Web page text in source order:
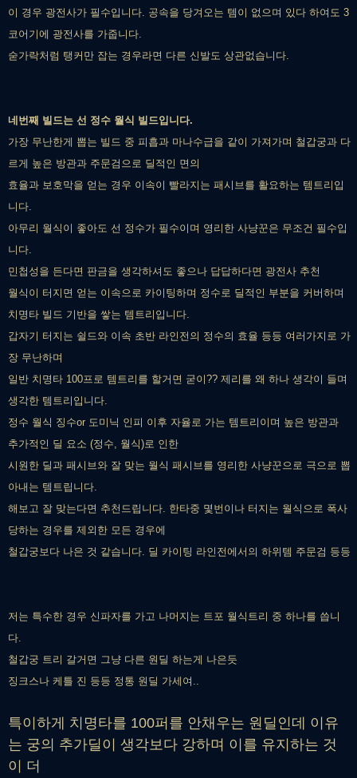
이 경우 광전사가 필수입니다. 공속을 당겨오는 템이 없으며 있다 하여도 3
코어기에 광전사를 가줍니다.
숟가락처럼 탱커만 잡는 경우라면 다른 신발도 상관없습니다.
네번째 빌드는 선 정수 월식 빌드입니다.
가장 무난한게 뽑는 빌드 중 피흡과 마나수급을 같이 가져가며 철갑궁과 다
르게 높은 방관과 주문검으로 딜적인 면의
효율과 보호막을 얻는 경우 이속이 빨라지는 패시브를 활요하는 템트리입
니다.
아무리 월식이 좋아도 선 정수가 필수이며 영리한 사냥꾼은 무조건 필수입
니다.
민첩성을 든다면 판금을 생각하셔도 좋으나 답답하다면 광전사 추천
월식이 터지면 얻는 이속으로 카이팅하며 정수로 딜적인 부분을 커버하며
치명타 빌드 기반을 쌓는 템트리입니다.
갑자기 터지는 쉴드와 이속 초반 라인전의 정수의 효율 등등 여러가지로 가
장 무난하며
일반 치명타 100프로 템트리를 할거면 굳이?? 제리를 왜 하나 생각이 들며
생각한 템트리입니다.
정수 월식 징수or 도미닉 인피 이후 자율로 가는 템트리이며 높은 방관과
추가적인 딜 요소 (정수, 월식)로 인한
시원한 딜과 패시브와 잘 맞는 월식 패시브를 영리한 사냥꾼으로 극으로 뽑
아내는 템트립니다.
해보고 잘 맞는다면 추천드립니다. 한타중 몇번이나 터지는 월식으로 폭사
당하는 경우를 제외한 모든 경우에
철갑궁보다 나은 것 같습니다. 딜 카이팅 라인전에서의 하위템 주문검 등등
저는 특수한 경우 신파자를 가고 나머지는 트포 월식트리 중 하나를 씁니
다.
철갑궁 트리 갈거면 그냥 다른 원딜 하는게 나은듯
징크스나 케틀 진 등등 정통 원딜 가세여..
특이하게 치명타를 100퍼를 안채우는 원딜인데 이유
는 궁의 추가딜이 생각보다 강하며 이를 유지하는 것
이 더